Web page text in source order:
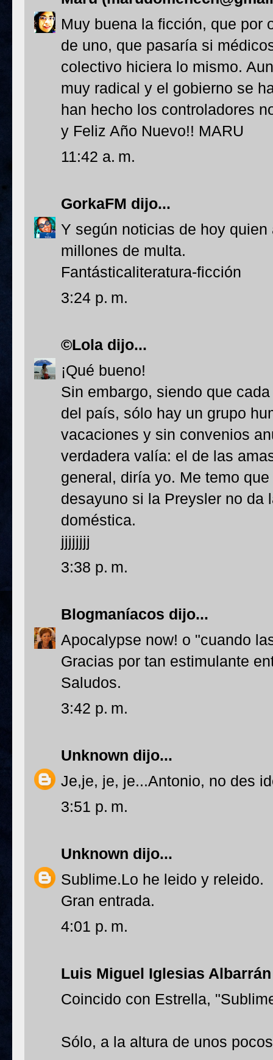
Muy buena la ficción, que por
de uno, que pasaría si
colectivo hiciera lo mismo.
muy radical y el gobierno se
han hecho los controladores
y Feliz Año Nuevo!! MARU
11:42 a. m.
GorkaFM dijo...
Y según noticias de hoy
millones de multa.
Fantásticaliteratura-ficción
3:24 p. m.
©Lola dijo...
¡Qué bueno!
Sin embargo, siendo que
del país, sólo hay un grupo
vacaciones y sin convenios
verdadera valía: el de las
general, diría yo. Me temo
desayuno si la Preysler no da
doméstica.
jjjjjjjj
3:38 p. m.
Blogmaníacos dijo...
Apocalypse now! o "cuando
Gracias por tan estimulante
Saludos.
3:42 p. m.
Unknown dijo...
Je,je, je, je...Antonio, no des
3:51 p. m.
Unknown dijo...
Sublime.Lo he leido y releido.
Gran entrada.
4:01 p. m.
Luis Miguel Iglesias Albarrán
Coincido con Estrella,
Sólo, a la altura de unos